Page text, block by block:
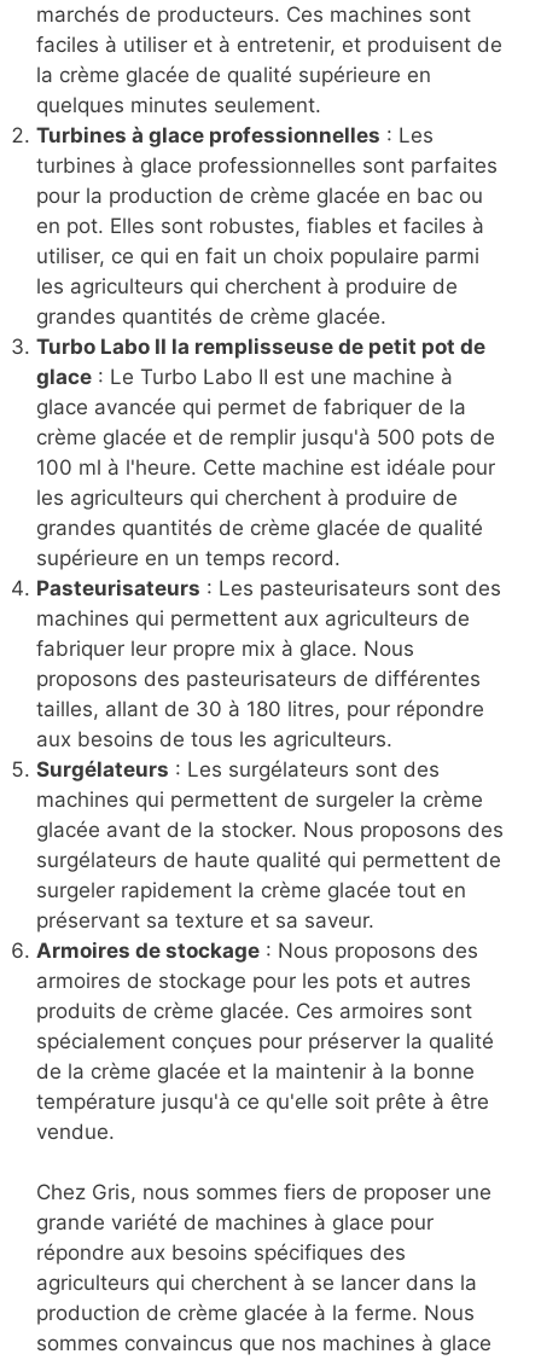
marchés de producteurs. Ces machines sont
faciles à utiliser et à entretenir, et produisent de
la crème glacée de qualité supérieure en
quelques minutes seulement.
Turbines à glace professionnelles : Les
turbines à glace professionnelles sont parfaites
pour la production de crème glacée en bac ou
en pot. Elles sont robustes, fiables et faciles à
utiliser, ce qui en fait un choix populaire parmi
les agriculteurs qui cherchent à produire de
grandes quantités de crème glacée.
Turbo Labo II la remplisseuse de petit pot de
glace : Le Turbo Labo II est une machine à
glace avancée qui permet de fabriquer de la
crème glacée et de remplir jusqu'à 500 pots de
100 ml à l'heure. Cette machine est idéale pour
les agriculteurs qui cherchent à produire de
grandes quantités de crème glacée de qualité
supérieure en un temps record.
Pasteurisateurs : Les pasteurisateurs sont des
machines qui permettent aux agriculteurs de
fabriquer leur propre mix à glace. Nous
proposons des pasteurisateurs de différentes
tailles, allant de 30 à 180 litres, pour répondre
aux besoins de tous les agriculteurs.
Surgélateurs : Les surgélateurs sont des
machines qui permettent de surgeler la crème
glacée avant de la stocker. Nous proposons des
surgélateurs de haute qualité qui permettent de
surgeler rapidement la crème glacée tout en
préservant sa texture et sa saveur.
Armoires de stockage : Nous proposons des
armoires de stockage pour les pots et autres
produits de crème glacée. Ces armoires sont
spécialement conçues pour préserver la qualité
de la crème glacée et la maintenir à la bonne
température jusqu'à ce qu'elle soit prête à être
vendue.
Chez Gris, nous sommes fiers de proposer une
grande variété de machines à glace pour
répondre aux besoins spécifiques des
agriculteurs qui cherchent à se lancer dans la
production de crème glacée à la ferme. Nous
sommes convaincus que nos machines à glace